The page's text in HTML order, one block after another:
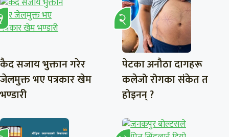
कैद सजाय भुक्तान गरेर
जेलमुक्त भए पत्रकार खेम
भण्डारी
पेटका अनौठा दागहरू
कलेजो रोगका संकेत त
होइनन् ?